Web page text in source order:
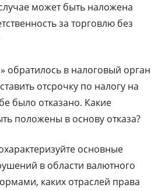
может быть наложена
за торговлю без
обратилось в налоговый орган
отсрочку по налогу на
было отказано. Какие
положены в основу отказа?
основные
в области валютного
каких отраслей права